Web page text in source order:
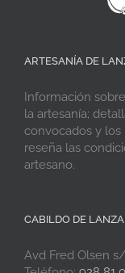
ARTESANÍA DE
Información
la artesanía;
convocados y los
reseña las
artesano.
CABILDO DE
Avd Fred Olsen